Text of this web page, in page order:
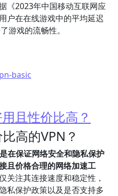
《2023年中国移动互联网应
户在在线游戏中的平均延迟
游戏的流畅性。
basic
且性价比高？
高的VPN？
在保证网络安全和隐私保护
且价格合理的网络加速工
关注其连接速度和稳定性，
私保护政策以及是否支持多